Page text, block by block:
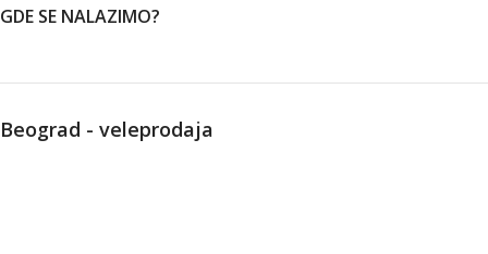
GDE SE NALAZIMO?
Beograd - veleprodaja